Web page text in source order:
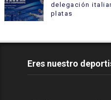
delegación
platas
Eres nuestro